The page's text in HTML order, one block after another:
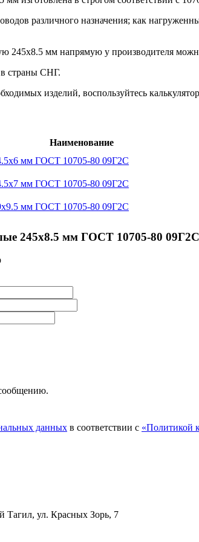
различного назначения; как
245х8.5 мм напрямую у производителя
страны СНГ.
изделий, воспользуйтесь
Наименование
мм ГОСТ 10705-80 09Г2С
мм ГОСТ 10705-80 09Г2С
мм ГОСТ 10705-80 09Г2С
245x8.5 мм ГОСТ 10705-80 09Г2С
данных в соответствии с «Политикой
Тагил, ул. Красных Зорь, 7